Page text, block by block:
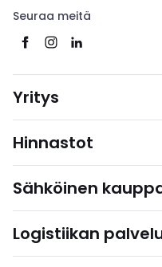
Seuraa meitä
Yritys
Hinnastot
Sähköinen
Logistiikan